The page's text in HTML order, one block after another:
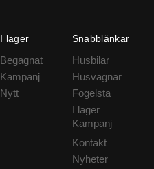
I lager
Begagnat
Kampanj
Nytt
Snabblänkar
Husbilar
Husvagnar
Fogelsta
I lager
Kampanj
Kontakt
Nyheter